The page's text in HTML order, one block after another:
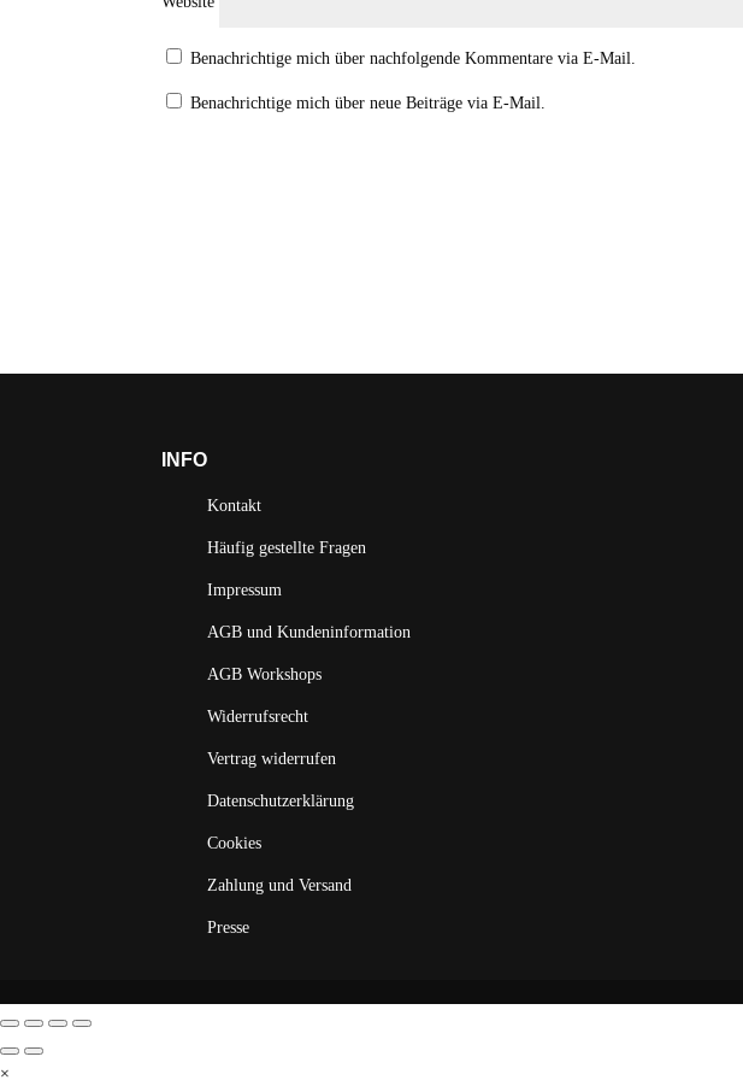
Benachrichtige mich über nachfolgende Kommentare via E-Mail.
Benachrichtige mich über neue Beiträge via E-Mail.
INFO
Kontakt
Häufig gestellte Fragen
Impressum
AGB und Kundeninformation
AGB Workshops
Widerrufsrecht
Vertrag widerrufen
Datenschutzerklärung
Cookies
Zahlung und Versand
Presse
×